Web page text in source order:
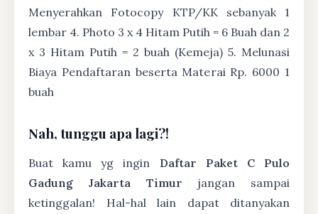
Menyerahkan Fotocopy KTP/KK sebanyak 1
lembar 4. Photo 3 x 4 Hitam Putih = 6 Buah dan 2
x 3 Hitam Putih = 2 buah (Kemeja) 5. Melunasi
Biaya Pendaftaran beserta Materai Rp. 6000 1
buah
Nah, tunggu apa lagi?!
Buat kamu yg ingin Daftar Paket C Pulo
Gadung Jakarta Timur jangan sampai
ketinggalan! Hal-hal lain dapat ditanyakan